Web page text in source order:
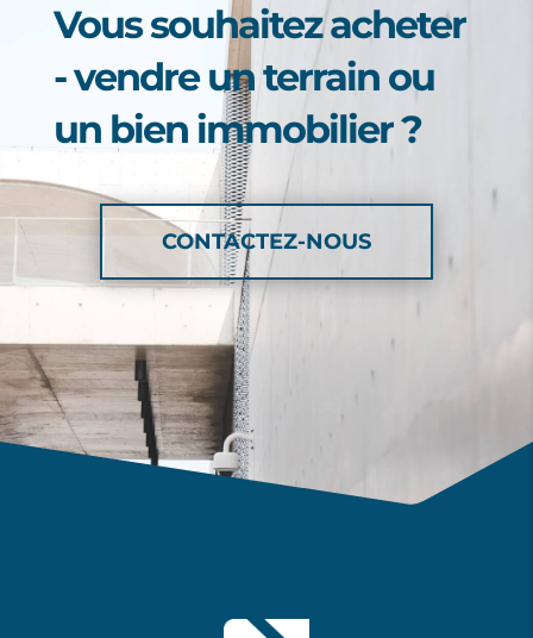
Vous souhaitez acheter
- vendre un terrain ou
un bien immobilier ?
CONTACTEZ-NOUS